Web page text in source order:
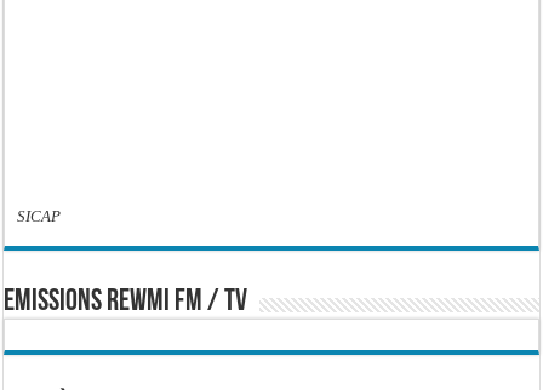
SICAP
EMISSIONS REWMI FM / TV